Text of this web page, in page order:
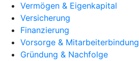
Vermögen & Eigenkapital
Versicherung
Finanzierung
Vorsorge & Mitarbeiterbindung
Gründung & Nachfolge